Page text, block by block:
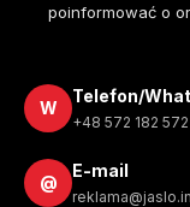
poinformować o
W
Telefon/
+48 572 182 572
@
E-mail